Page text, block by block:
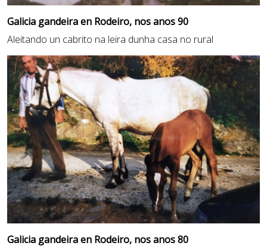
Galicia gandeira en Rodeiro, nos anos 90
Aleitando un cabrito na leira dunha casa no rural
Galicia gandeira en Rodeiro, nos anos 80